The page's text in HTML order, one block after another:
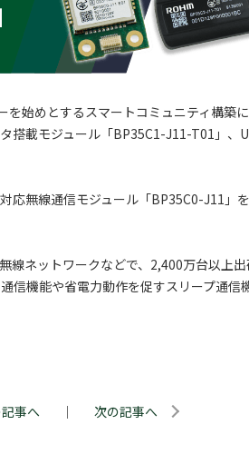
始めとするスマートコミュニティ構築
搭載モジュール「BP35C1-J11-T01」、
応無線通信モジュール「BP35C0-J11」
ネットワークなどで、2,400万台以上出
信機能や省電力動作を促すスリープ通信
事へ ｜ 次の記事へ